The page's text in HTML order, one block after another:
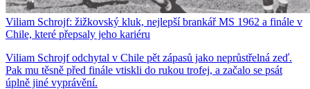
Viliam Schrojf: žižkovský kluk, nejlepší brankář MS 1962 a finále v
Chile, které přepsaly jeho kariéru
Viliam Schrojf odchytal v Chile pět zápasů jako neprůstřelná zeď.
Pak mu těsně před finále vtiskli do rukou trofej, a začalo se psát
úplně jiné vyprávění.